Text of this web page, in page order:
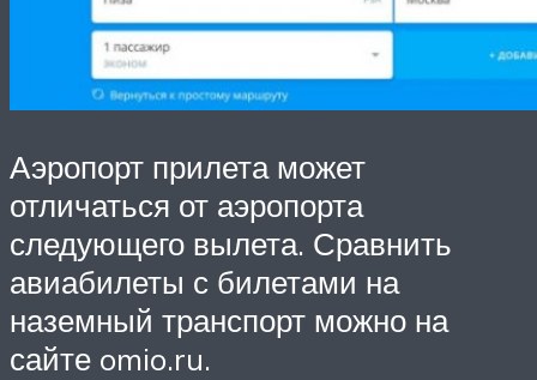
Аэропорт прилета может
отличаться от аэропорта
следующего вылета. Сравнить
авиабилеты с билетами на
наземный транспорт можно на
сайте omio.ru.